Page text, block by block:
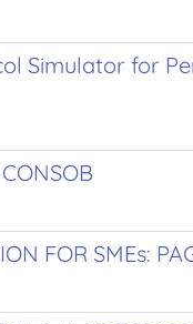
Simulator for
FOR SMEs: